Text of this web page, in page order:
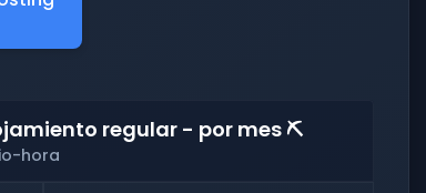
regular - por mes ⛏️
hora